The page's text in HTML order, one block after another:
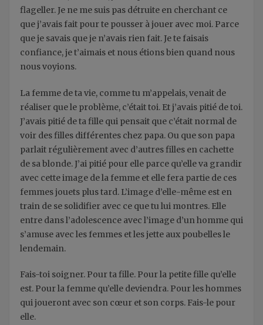
flageller. Je ne me suis pas détruite en cherchant ce
que j’avais fait pour te pousser à jouer avec moi. Parce
que je savais que je n’avais rien fait. Je te faisais
confiance, je t’aimais et nous étions bien quand nous
nous voyions.
La femme de ta vie, comme tu m’appelais, venait de
réaliser que le problème, c’était toi. Et j’avais pitié de toi.
J’avais pitié de ta fille qui pensait que c’était normal de
voir des filles différentes chez papa. Ou que son papa
parlait régulièrement avec d’autres filles en cachette
de sa blonde. J’ai pitié pour elle parce qu’elle va grandir
avec cette image de la femme et elle fera partie de ces
femmes jouets plus tard. L’image d’elle-même est en
train de se solidifier avec ce que tu lui montres. Elle
entre dans l’adolescence avec l’image d’un homme qui
s’amuse avec les femmes et les jette aux poubelles le
lendemain.
Fais-toi soigner. Pour ta fille. Pour la petite fille qu’elle
est. Pour la femme qu’elle deviendra. Pour les hommes
qui joueront avec son cœur et son corps. Fais-le pour
elle.